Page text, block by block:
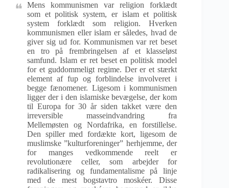
Mens kommunismen var religion forklædt
som et politisk system, er islam et politisk
system forklædt som religion. Hverken
kommunismen eller islam er således, hvad de
giver sig ud for. Kommunismen var ret beset
en tro på frembringelsen af et klasseløst
samfund. Islam er ret beset en politisk model
for et guddommeligt regime. Der er et stærkt
element af fup og forblindelse involveret i
begge fænomener. Ligesom i kommunismen
ligger der i den islamiske bevægelse, der kom
til Europa for 30 år siden takket være den
irreversible masseindvandring fra
Mellemøsten og Nordafrika, en forstillelse.
Den spiller med fordækte kort, ligesom de
muslimske ”kulturforeninger” herhjemme, der
for manges vedkommende reelt er
revolutionære celler, som arbejder for
radikalisering og fundamentalisme på linje
med de mest bogstavtro moskéer. Disse